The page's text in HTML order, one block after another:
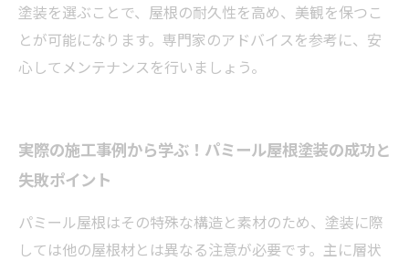
塗装を選ぶことで、屋根の耐久性を高め、美観を保つこ
とが可能になります。専門家のアドバイスを参考に、安
心してメンテナンスを行いましょう。
実際の施工事例から学ぶ！パミール屋根塗装の成功と
失敗ポイント
パミール屋根はその特殊な構造と素材のため、塗装に際
しては他の屋根材とは異なる注意が必要です。主に層状